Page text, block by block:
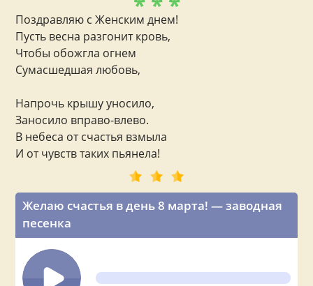
Желаю счастья в день 8 марта! — заводная
песенка
Поздравляю с Женским днем!
Пусть весна разгонит кровь,
Чтобы обожгла огнем
Сумасшедшая любовь,
Напрочь крышу уносило,
Заносило вправо-влево.
В небеса от счастья взмыла
И от чувств таких пьянела!